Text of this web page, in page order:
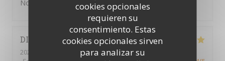
cookies opcionales
requieren su
consentimiento. Estas
cookies opcionales sirven
para analizar su
Nous nous sommes régalé. Excellent
DIDIER
2024-01-12
- 19:15 - Invitados 2